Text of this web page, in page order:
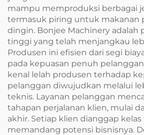
mampu memproduksi berbagai
termasuk piring untuk makanan
dingin. Bonjee Machinery adalah
tinggi yang telah menjangkau
Produsen ini efisien dari segi
pada kepuasan penuh
kenal lelah produsen terhadap
pelanggan diwujudkan melalui
teknis. Layanan pelanggan
tahapan perjalanan klien, mulai
akhir. Setiap klien dianggap
memandang potensi bisnisnya.